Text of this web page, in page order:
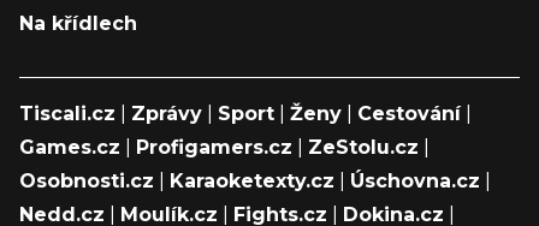
Na křídlech
Tiscali.cz Zprávy Sport Ženy Cestování|
Games.cz
Profigamers.cz ZeStolu.cz
Osobnosti.cz
Karaoketexty.cz Úschovna.cz
Nedd.cz
Moulík.cz Fights.cz Dokina.cz